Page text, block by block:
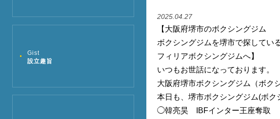
Gist
設立趣旨
2025.04.27
【大阪府堺市のボクシングジム
ボクシングジムを堺市で探してい
フィリアボクシングジムへ】
いつもお世話になっております。
大阪府堺市ボクシングジム（ボク
本日も、堺市ボクシングジム(ボク
◯韓亮昊 IBFインター王座奪取